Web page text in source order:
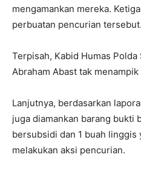
mengamankan mereka.
perbuatan pencurian tersebut.
Terpisah, Kabid Humas
Abraham Abast tak
Lanjutnya, berdasarkan
juga diamankan barang bukti
bersubsidi dan 1 buah linggis
melakukan aksi pencurian.